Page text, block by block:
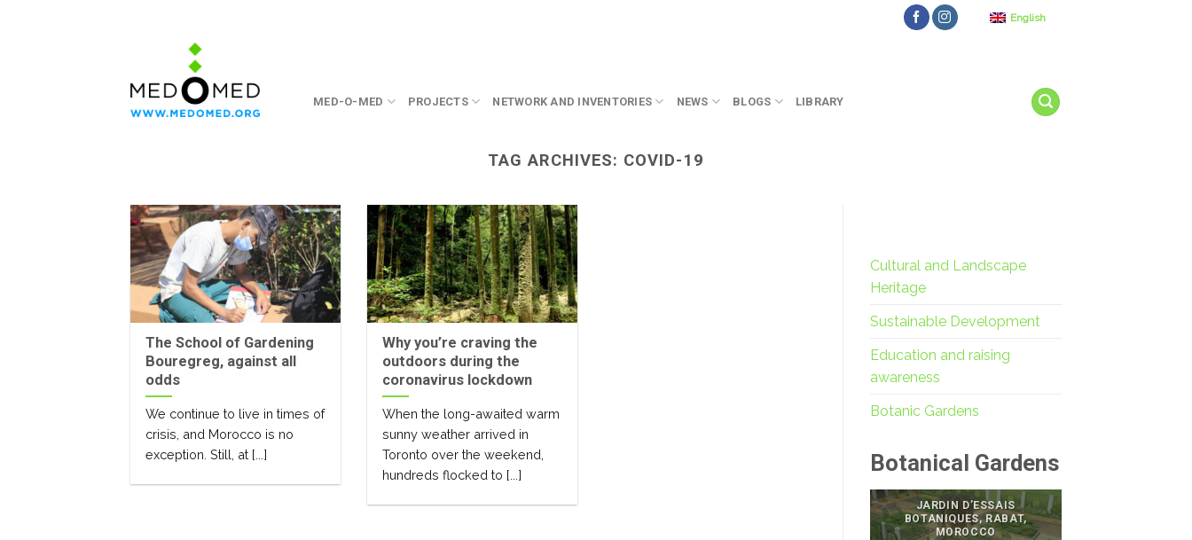
English
MED-O-MED PROJECTS NETWORK AND INVENTORIES NEWS BLOGS LIBRARY
TAG ARCHIVES: COVID-19
The School of Gardening
Bouregreg, against all
odds
We continue to live in times of
crisis, and Morocco is no
exception. Still, at [...]
Why you’re craving the
outdoors during the
coronavirus lockdown
When the long-awaited warm
sunny weather arrived in
Toronto over the weekend,
hundreds flocked to [...]
Cultural and Landscape
Heritage
Sustainable Development
Education and raising
awareness
Botanic Gardens
Botanical Gardens
JARDIN D’ESSAIS
BOTANIQUES, RABAT,
MOROCCO